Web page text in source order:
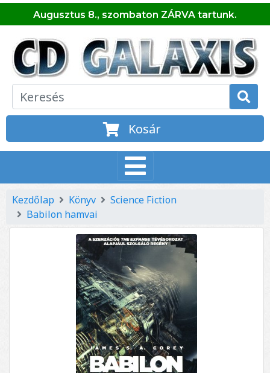
Augusztus 8., szombaton ZÁRVA tartunk.
Kosár
Kezdőlap Könyv
Science Fiction
Babilon hamvai